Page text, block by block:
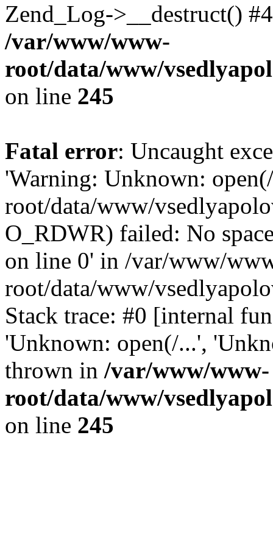
Zend_Log->__destruct()
/var/www/www-
root/data/www/
on line 245
Fatal error: Uncaught
'Warning: Unknown:
root/data/www/
O_RDWR) failed: No
on line 0' in /var/www/
root/data/www/
Stack trace: #0 [internal
'Unknown: open(/...',
thrown in /var/www/www-
root/data/www/
on line 245